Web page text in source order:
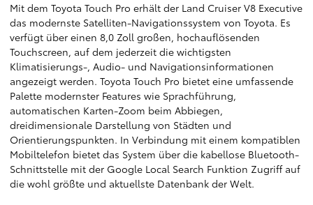
Mit dem Toyota Touch Pro erhält der Land Cruiser V8 Executive
das modernste Satelliten-Navigationssystem von Toyota. Es
verfügt über einen 8,0 Zoll großen, hochauflösenden
Touchscreen, auf dem jederzeit die wichtigsten
Klimatisierungs-, Audio- und Navigationsinformationen
angezeigt werden. Toyota Touch Pro bietet eine umfassende
Palette modernster Features wie Sprachführung,
automatischen Karten-Zoom beim Abbiegen,
dreidimensionale Darstellung von Städten und
Orientierungspunkten. In Verbindung mit einem kompatiblen
Mobiltelefon bietet das System über die kabellose Bluetooth-
Schnittstelle mit der Google Local Search Funktion Zugriff auf
die wohl größte und aktuellste Datenbank der Welt.